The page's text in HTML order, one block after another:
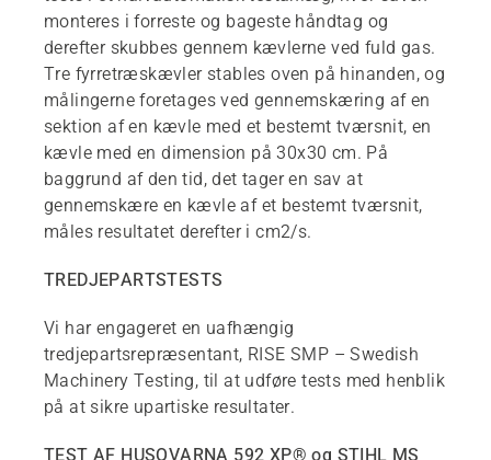
monteres i forreste og bageste håndtag og
derefter skubbes gennem kævlerne ved fuld gas.
Tre fyrretræskævler stables oven på hinanden, og
målingerne foretages ved gennemskæring af en
sektion af en kævle med et bestemt tværsnit, en
kævle med en dimension på 30x30 cm. På
baggrund af den tid, det tager en sav at
gennemskære en kævle af et bestemt tværsnit,
måles resultatet derefter i cm2/s.
TREDJEPARTSTESTS
Vi har engageret en uafhængig
tredjepartsrepræsentant, RISE SMP – Swedish
Machinery Testing, til at udføre tests med henblik
på at sikre upartiske resultater.
TEST AF HUSQVARNA 592 XP® og STIHL MS